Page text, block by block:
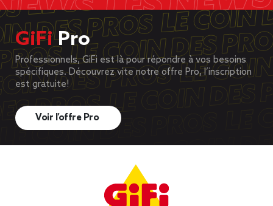
GiFiPro
Professionnels, GiFi est là pour répondre à vos besoins
spécifiques. Découvrez vite notre offre Pro, l’inscription
est gratuite!
Voir l’offre Pro